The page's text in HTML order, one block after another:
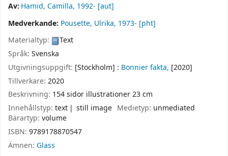
Av: Hamid, Camilla, 1992- [aut]
Medverkande: Pousette, Ulrika, 1973- [pht]
Materialtyp:
Text
Språk: Svenska
Utgivningsuppgift: [Stockholm] : Bonnier fakta, [2020]
Tillverkare: 2020
Beskrivning: 154 sidor illustrationer 23 cm
Innehållstyp: text still image Medietyp: unmediated
Bärartyp: volume
ISBN: 9789178870547
Ämnen: Glass